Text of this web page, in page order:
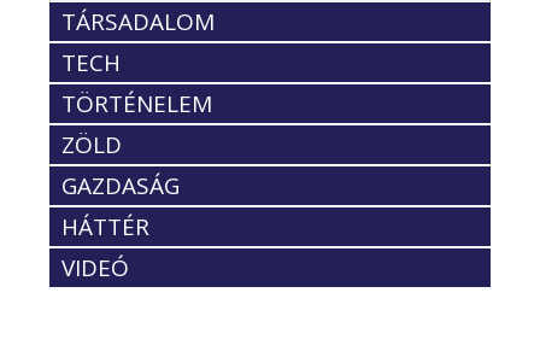
TÁRSADALOM
TECH
TÖRTÉNELEM
ZÖLD
GAZDASÁG
HÁTTÉR
VIDEÓ